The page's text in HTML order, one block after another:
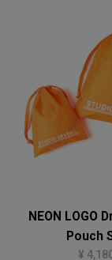
NEON LOGO
Pouch
¥